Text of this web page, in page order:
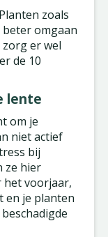
zoals
omgaan
er wel
de 10
lente
om je
niet actief
bij
ze hier
het voorjaar,
en je planten